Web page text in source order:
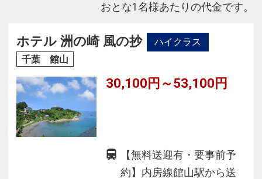
おとな1名様あたりの代金です。
ホテル 洲の崎 風の抄
ハイクラス
千葉 館山
30,100円～53,100円
【無料送迎有・要事前予
約】内房線館山駅から送